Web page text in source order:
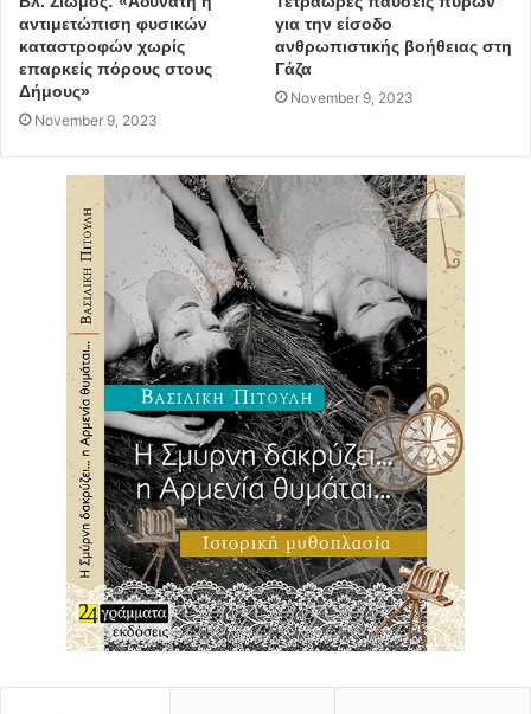
αντιμετώπιση φυσικών
καταστροφών χωρίς
επαρκείς πόρους στους
Δήμους»
November 9, 2023
για την είσοδο
ανθρωπιστικής βοήθειας στη
Γάζα
November 9, 2023